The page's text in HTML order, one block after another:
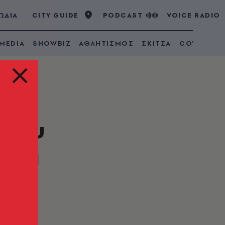
CITY GUIDE PODCAST VOICE RADIO
SHOWBIZ ΑΘΛΗΤΙΣΜΟΣ ΣΚΙΤΣΑ COVID 19